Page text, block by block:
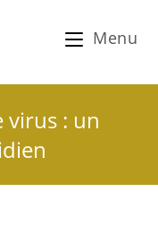
Menu
virus : un